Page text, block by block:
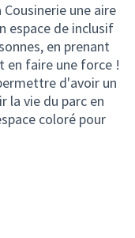
une aire
espace de inclusif
en prenant
en faire une force !
d'avoir un
la vie du parc en
coloré pour